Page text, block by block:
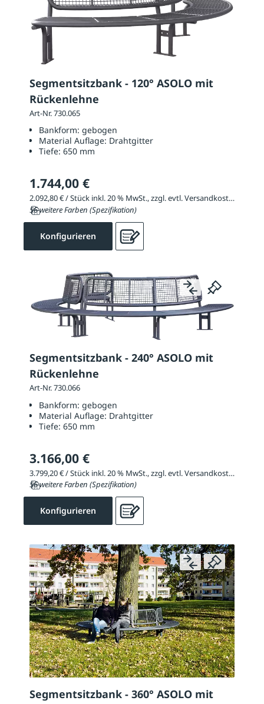
Segmentsitzbank - 120° ASOLO mit
Rückenlehne
Art-Nr. 730.065
Bankform: gebogen
Material Auflage: Drahtgitter
Tiefe: 650 mm
1.744,00 €
2.092,80 € / Stück inkl. 20 % MwSt., zzgl. evtl. Versandkosten
56 weitere Farben (Spezifikation)
Konfigurieren
Segmentsitzbank - 240° ASOLO mit
Rückenlehne
Art-Nr. 730.066
Bankform: gebogen
Material Auflage: Drahtgitter
Tiefe: 650 mm
3.166,00 €
3.799,20 € / Stück inkl. 20 % MwSt., zzgl. evtl. Versandkosten
56 weitere Farben (Spezifikation)
Konfigurieren
Segmentsitzbank - 360° ASOLO mit